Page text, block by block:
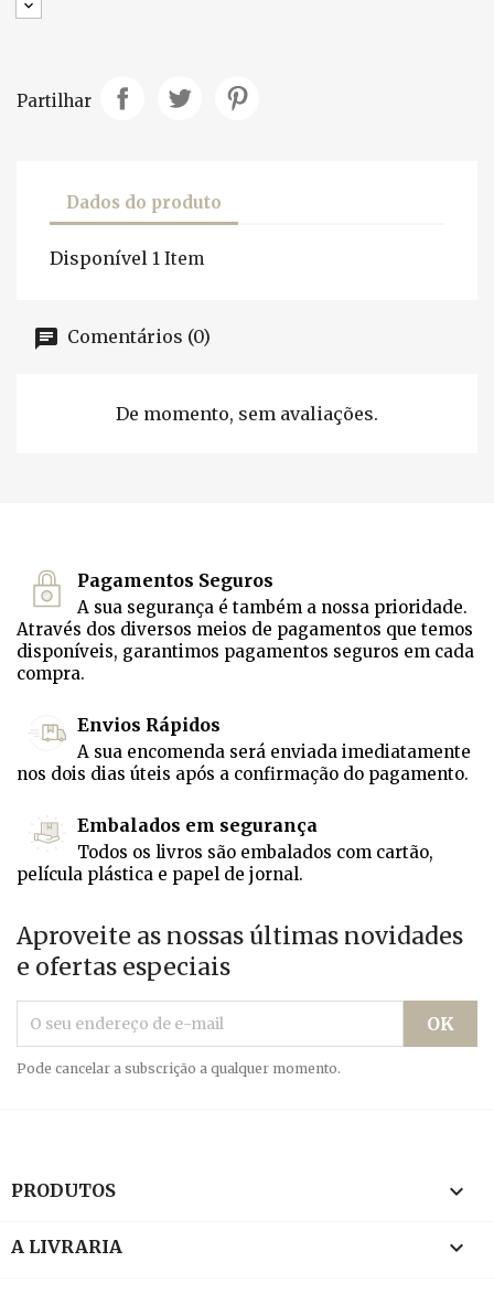
Partilhar
Dados do produto
Disponível 1 Item
Comentários (0)
De momento, sem avaliações.
Pagamentos Seguros
A sua segurança é também a nossa prioridade.
Através dos diversos meios de pagamentos que temos
disponíveis, garantimos pagamentos seguros em cada
compra.
Envios Rápidos
A sua encomenda será enviada imediatamente
nos dois dias úteis após a confirmação do pagamento.
Embalados em segurança
Todos os livros são embalados com cartão,
película plástica e papel de jornal.
Aproveite as nossas últimas novidades
e ofertas especiais
Pode cancelar a subscrição a qualquer momento.
PRODUTOS 
A LIVRARIA 